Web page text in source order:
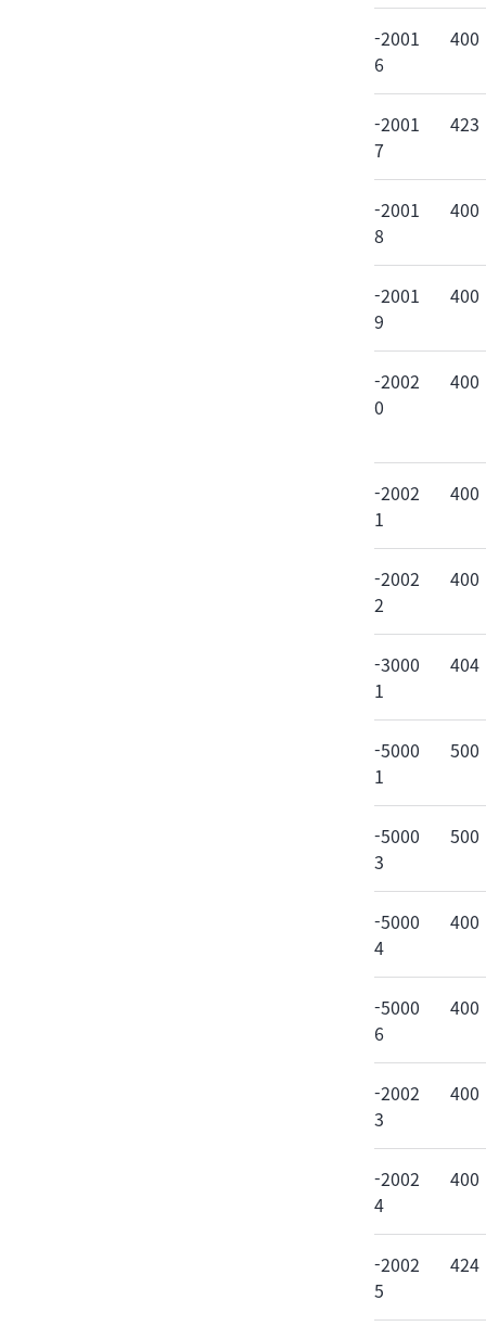
-2001
6
400
-2001
7
423
-2001
8
400
-2001
9
400
-2002
0
400
-2002
1
400
-2002
2
400
-3000
1
404
-5000
1
500
-5000
3
500
-5000
4
400
-5000
6
400
-2002
3
400
-2002
4
400
-2002
5
424